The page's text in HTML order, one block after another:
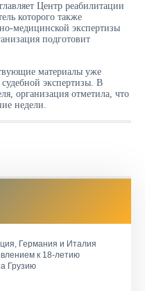
Центр реабилитации
которого также
медицинской экспертизы
подготовит
материалы уже
экспертизы. В
организация отметила, что
недели.
Германия и Италия
к 18-летию
Грузию